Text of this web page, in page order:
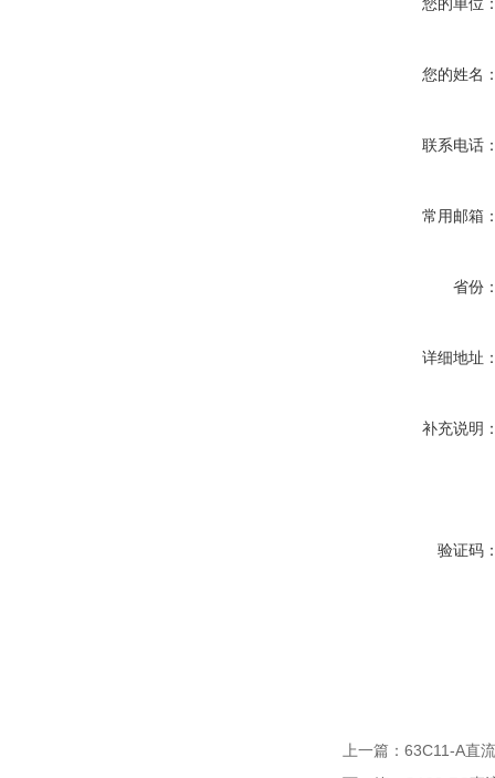
您的姓名
联系电话
常用邮箱
省份
详细地址
补充说明
验证码
上一篇： 63C11-A直